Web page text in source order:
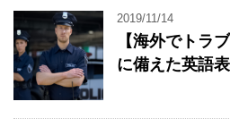
2019/11/14
【海外でトラ
に備えた英